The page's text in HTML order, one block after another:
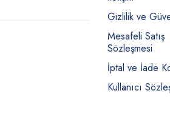
Gizlilik ve
Mesafeli Satış
Sözleşmesi
İptal ve İade
Kullanıcı